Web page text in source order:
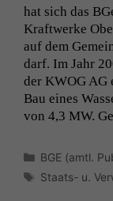
hat sich das
Kraftwerke
auf dem
darf. Im Jahr
der KWOGAG
Bau eines
von 4,3 MW.
Kategorien
BGE (amtl.
Schlagwörter
Staats- u.